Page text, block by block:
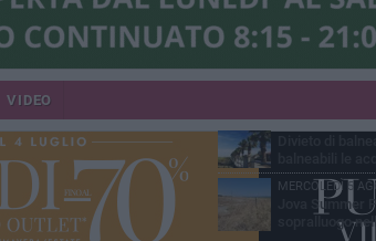
VIDEO
gioielleria,
Beni confiscati
VENERDÌ 31
MERCOLEDÌ 5
Jova Summer
sopralluogo